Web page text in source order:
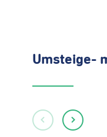
Umsteige-